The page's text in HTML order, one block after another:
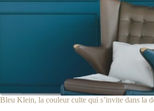
Bleu Klein, la couleur culte qui s’invite dans la